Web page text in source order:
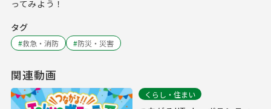
ってみよう！
タグ
#救急・消防 #防災・災害
関連動画
くらし・住まい